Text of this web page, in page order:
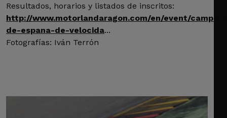
Resultados, horarios y listados de inscritos:
http://www.motorlandaragon.com/en/event/
de-espana-de-velocida...
Fotografías: Iván Terrón